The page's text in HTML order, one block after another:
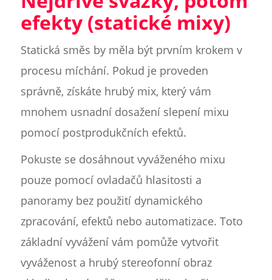
efekty (statické mixy)
Statická směs by měla být prvním krokem v
procesu míchání. Pokud je proveden
správně, získáte hrubý mix, který vám
mnohem usnadní dosažení slepení mixu
pomocí postprodukčních efektů.
Pokuste se dosáhnout vyváženého mixu
pouze pomocí ovladačů hlasitosti a
panoramy bez použití dynamického
zpracování, efektů nebo automatizace. Toto
základní vyvážení vám pomůže vytvořit
vyváženost a hrubý stereofonní obraz